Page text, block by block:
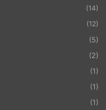
(14)
(12)
(5)
(2)
(1)
(1)
(1)